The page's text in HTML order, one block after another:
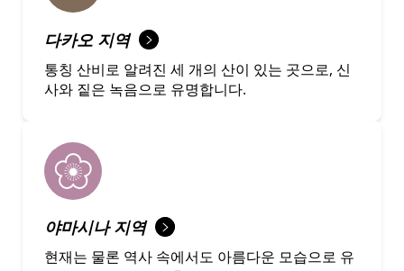
다카오 지역
통칭 산비로 알려진 세 개의 산이 있는 곳으로, 신
사와 짙은 녹음으로 유명합니다.
야마시나 지역
현재는 물론 역사 속에서도 아름다운 모습으로 유